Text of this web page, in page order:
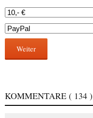
Weiter
KOMMENTARE ( 134 )